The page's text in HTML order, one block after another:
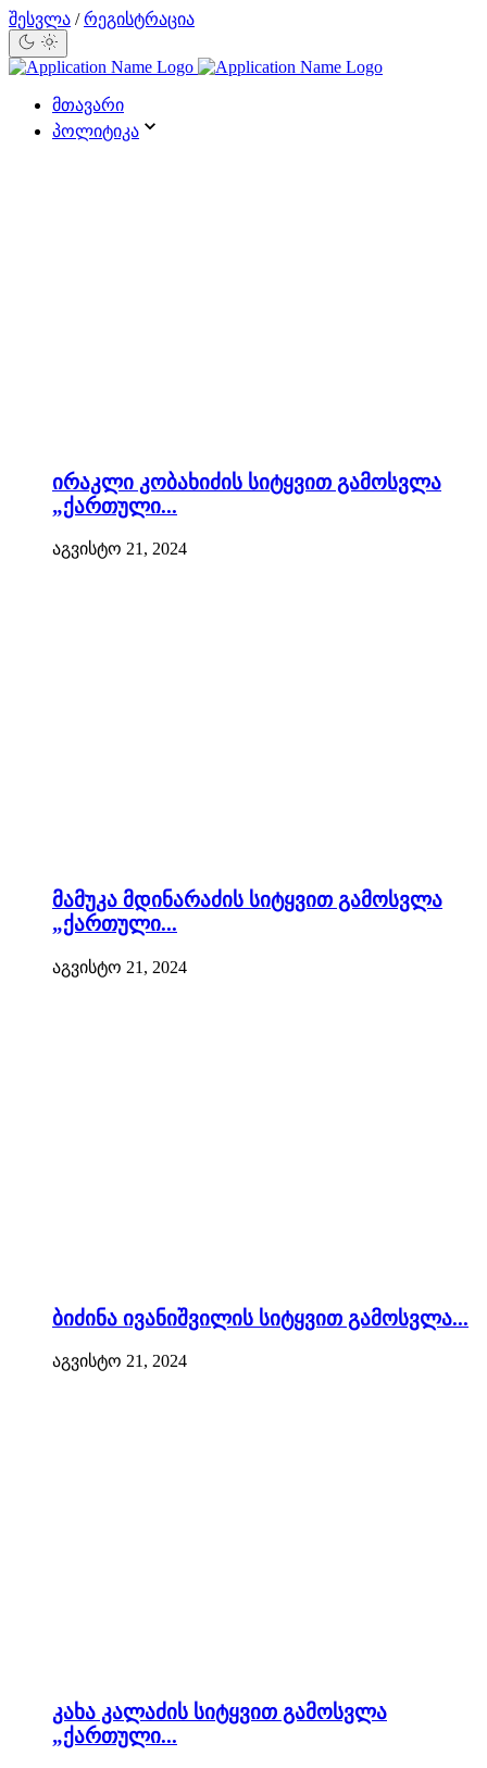
შესვლა / რეგისტრაცია
მთავარი
პოლიტიკა
ირაკლი კობახიძის სიტყვით გამოსვლა
„ქართული...
აგვისტო 21, 2024
მამუკა მდინარაძის სიტყვით გამოსვლა
„ქართული...
აგვისტო 21, 2024
ბიძინა ივანიშვილის სიტყვით გამოსვლა...
აგვისტო 21, 2024
კახა კალაძის სიტყვით გამოსვლა
„ქართული...